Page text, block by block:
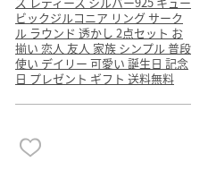
ビックジルコニア リング サーク
ル ラウンド 透かし 2点セット お
揃い 恋人 友人 家族 シンプル 普段
使い デイリー 可愛い 誕生日 記念
日 プレゼント ギフト 送料無料